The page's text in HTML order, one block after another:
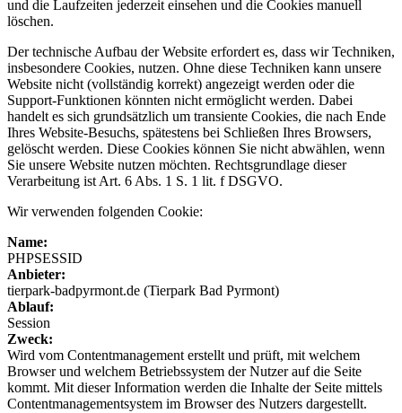
und die Laufzeiten jederzeit einsehen und die Cookies manuell
löschen.
Der technische Aufbau der Website erfordert es, dass wir Techniken,
insbesondere Cookies, nutzen. Ohne diese Techniken kann unsere
Website nicht (vollständig korrekt) angezeigt werden oder die
Support-Funktionen könnten nicht ermöglicht werden. Dabei
handelt es sich grundsätzlich um transiente Cookies, die nach Ende
Ihres Website-Besuchs, spätestens bei Schließen Ihres Browsers,
gelöscht werden. Diese Cookies können Sie nicht abwählen, wenn
Sie unsere Website nutzen möchten. Rechtsgrundlage dieser
Verarbeitung ist Art. 6 Abs. 1 S. 1 lit. f DSGVO.
Wir verwenden folgenden Cookie:
Name:
PHPSESSID
Anbieter:
tierpark-badpyrmont.de (Tierpark Bad Pyrmont)
Ablauf:
Session
Zweck:
Wird vom Contentmanagement erstellt und prüft, mit welchem
Browser und welchem Betriebssystem der Nutzer auf die Seite
kommt. Mit dieser Information werden die Inhalte der Seite mittels
Contentmanagementsystem im Browser des Nutzers dargestellt.